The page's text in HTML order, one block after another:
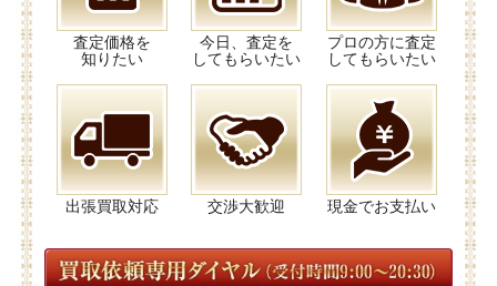
査定価格を
知りたい
今日、査定を
してもらいたい
プロの方に査定
してもらいたい
出張買取対応 交渉大歓迎 現金でお支払い